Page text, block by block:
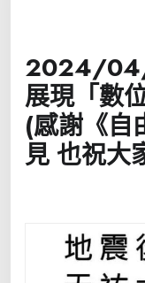
2024/04/
展現「數
(感謝《自
見 也祝大